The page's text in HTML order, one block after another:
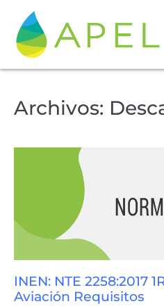
Archivos:
INEN: NTE 2258:2017
Aviación Requisitos